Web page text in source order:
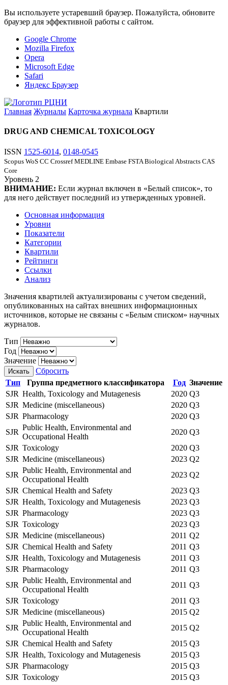
Вы используете устаревший браузер. Пожалуйста, обновите
браузер для эффективной работы с сайтом.
Google Chrome
Mozilla Firefox
Opera
Microsoft Edge
Safari
Яндекс Браузер
Главная Журналы Карточка журнала Квартили
DRUG AND CHEMICAL TOXICOLOGY
ISSN 1525-6014, 0148-0545
Scopus WoS CC Crossref MEDLINE Embase FSTA Biological Abstracts CAS
Core
Уровень 2
ВНИМАНИЕ: Если журнал включен в «Белый список», то
для него действует последний из утвержденных уровней.
Основная информация
Уровни
Показатели
Категории
Квартили
Рейтинги
Ссылки
Анализ
Значения квартилей актуализированы с учетом сведений,
опубликованных на сайтах внешних информационных
источников, которые не связаны с «Белым списком» научных
журналов.
Тип
Год
Значение
Искать
Сбросить
Тип
Группа предметного классификатора Год Значение
SJR Health, Toxicology and Mutagenesis 2020 Q3
SJR Medicine (miscellaneous) 2020 Q3
SJR Pharmacology 2020 Q3
SJR
Public Health, Environmental and
Occupational Health
2020 Q3
SJR Toxicology 2020 Q3
SJR Medicine (miscellaneous) 2023 Q2
SJR
Public Health, Environmental and
Occupational Health
2023 Q2
SJR Chemical Health and Safety 2023 Q3
SJR Health, Toxicology and Mutagenesis 2023 Q3
SJR Pharmacology 2023 Q3
SJR Toxicology 2023 Q3
SJR Medicine (miscellaneous) 2011 Q2
SJR Chemical Health and Safety 2011 Q3
SJR Health, Toxicology and Mutagenesis 2011 Q3
SJR Pharmacology 2011 Q3
SJR
Public Health, Environmental and
Occupational Health
2011 Q3
SJR Toxicology 2011 Q3
SJR Medicine (miscellaneous) 2015 Q2
SJR
Public Health, Environmental and
Occupational Health
2015 Q2
SJR Chemical Health and Safety 2015 Q3
SJR Health, Toxicology and Mutagenesis 2015 Q3
SJR Pharmacology 2015 Q3
SJR Toxicology 2015 Q3